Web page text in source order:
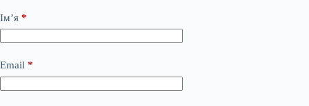
Ім’я *
Email *